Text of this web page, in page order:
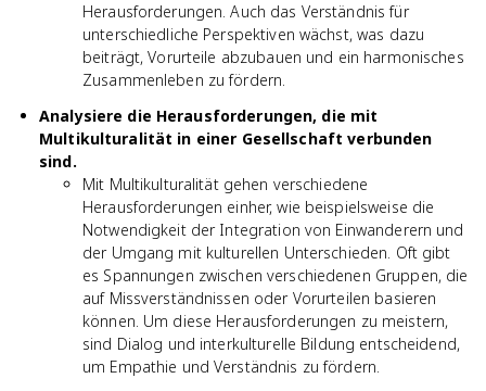
Herausforderungen. Auch das Verständnis für
unterschiedliche Perspektiven wächst, was dazu
beiträgt, Vorurteile abzubauen und ein harmonisches
Zusammenleben zu fördern.
Analysiere die Herausforderungen, die mit
Multikulturalität in einer Gesellschaft verbunden
sind.
Mit Multikulturalität gehen verschiedene
Herausforderungen einher, wie beispielsweise die
Notwendigkeit der Integration von Einwanderern und
der Umgang mit kulturellen Unterschieden. Oft gibt
es Spannungen zwischen verschiedenen Gruppen, die
auf Missverständnissen oder Vorurteilen basieren
können. Um diese Herausforderungen zu meistern,
sind Dialog und interkulturelle Bildung entscheidend,
um Empathie und Verständnis zu fördern.